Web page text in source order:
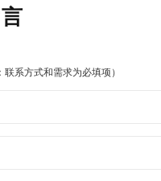
系方式和需求为必填项）